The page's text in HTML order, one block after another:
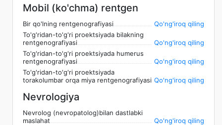
Mobil (ko'chma) rentgen
Bir qo'lning rentgenografiyasi
Qo'ng'iroq qiling
To'g'ridan-to'g'ri proektsiyada bilakning
rentgenografiyasi
Qo'ng'iroq qiling
To'g'ridan-to'g'ri proektsiyada humerus
rentgenografiyasi
Qo'ng'iroq qiling
To'g'ridan-to'g'ri proektsiyada
torakolumbar orqa miya rentgenografiyasi Qo'ng'iroq qiling
Nevrologiya
Nevrolog (nevropatolog)bilan dastlabki
maslahat
Qo'ng'iroq qiling